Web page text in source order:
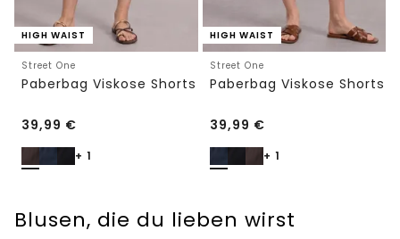
HIGH WAIST
Street One
Paberbag Viskose Shorts
39,99 €
+ 1
HIGH WAIST
Street One
Paberbag Viskose Shorts
39,99 €
+ 1
Blusen, die du lieben wirst